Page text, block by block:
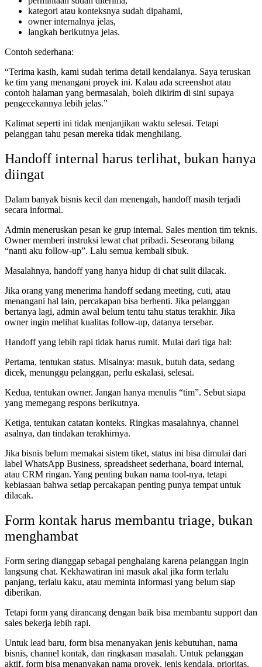
kategori atau konteksnya sudah dipahami,
owner internalnya jelas,
langkah berikutnya jelas.
Contoh sederhana:
“Terima kasih, kami sudah terima detail kendalanya. Saya teruskan
ke tim yang menangani proyek ini. Kalau ada screenshot atau
contoh halaman yang bermasalah, boleh dikirim di sini supaya
pengecekannya lebih jelas.”
Kalimat seperti ini tidak menjanjikan waktu selesai. Tetapi
pelanggan tahu pesan mereka tidak menghilang.
Handoff internal harus terlihat, bukan hanya
diingat
Dalam banyak bisnis kecil dan menengah, handoff masih terjadi
secara informal.
Admin meneruskan pesan ke grup internal. Sales mention tim teknis.
Owner memberi instruksi lewat chat pribadi. Seseorang bilang
“nanti aku follow-up”. Lalu semua kembali sibuk.
Masalahnya, handoff yang hanya hidup di chat sulit dilacak.
Jika orang yang menerima handoff sedang meeting, cuti, atau
menangani hal lain, percakapan bisa berhenti. Jika pelanggan
bertanya lagi, admin awal belum tentu tahu status terakhir. Jika
owner ingin melihat kualitas follow-up, datanya tersebar.
Handoff yang lebih rapi tidak harus rumit. Mulai dari tiga hal:
Pertama, tentukan status. Misalnya: masuk, butuh data, sedang
dicek, menunggu pelanggan, perlu eskalasi, selesai.
Kedua, tentukan owner. Jangan hanya menulis “tim”. Sebut siapa
yang memegang respons berikutnya.
Ketiga, tentukan catatan konteks. Ringkas masalahnya, channel
asalnya, dan tindakan terakhirnya.
Jika bisnis belum memakai sistem tiket, status ini bisa dimulai dari
label WhatsApp Business, spreadsheet sederhana, board internal,
atau CRM ringan. Yang penting bukan nama tool-nya, tetapi
kebiasaan bahwa setiap percakapan penting punya tempat untuk
dilacak.
Form kontak harus membantu triage, bukan
menghambat
Form sering dianggap sebagai penghalang karena pelanggan ingin
langsung chat. Kekhawatiran ini masuk akal jika form terlalu
panjang, terlalu kaku, atau meminta informasi yang belum siap
diberikan.
Tetapi form yang dirancang dengan baik bisa membantu support dan
sales bekerja lebih rapi.
Untuk lead baru, form bisa menanyakan jenis kebutuhan, nama
bisnis, channel kontak, dan ringkasan masalah. Untuk pelanggan
aktif, form bisa menanyakan nama proyek, jenis kendala, prioritas,